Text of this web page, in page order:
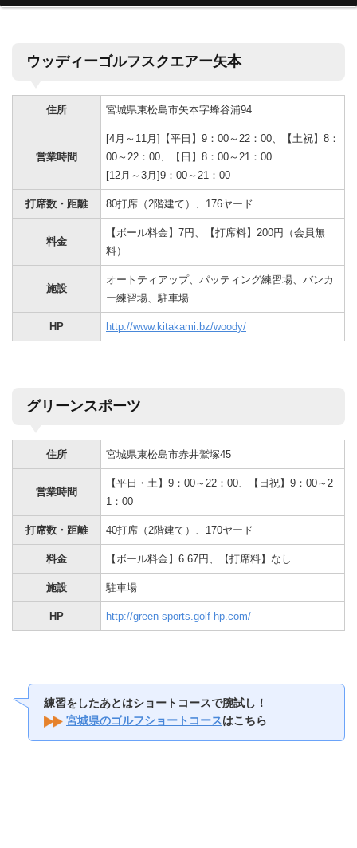
ウッディーゴルフスクエアー矢本
住所 宮城県東松島市矢本字蜂谷浦94
営業時間
[4月～11月]【平日】9：00～22：00、【土祝】8：
00～22：00、【日】8：00～21：00
[12月～3月]9：00～21：00
打席数・距離 80打席（2階建て）、176ヤード
料金
【ボール料金】7円、【打席料】200円（会員無
料）
施設
オートティアップ、パッティング練習場、バンカ
ー練習場、駐車場
HP http://www.kitakami.bz/woody/
グリーンスポーツ
住所 宮城県東松島市赤井鷲塚45
営業時間
【平日・土】9：00～22：00、【日祝】9：00～2
1：00
打席数・距離 40打席（2階建て）、170ヤード
料金 【ボール料金】6.67円、【打席料】なし
施設 駐車場
HP http://green-sports.golf-hp.com/
練習をしたあとはショートコースで腕試し！
宮城県のゴルフショートコースはこちら